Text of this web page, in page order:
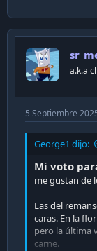
a.k.a
5 Septiembre
George1 dijo:
Mi voto
me gustan de
Las del
caras. En la
pero la última
carne.